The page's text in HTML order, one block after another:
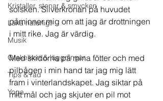
Kristaller, stenar & smycken
Läka naturligt
Musik
Orakelkort & läggningar
Tips & råd
Yoga
solsken. Silverkronan på huvudet
påminner mig om att jag är drottningen
i mitt rike. Jag är värdig.
Med skidorna på mina fötter och med
pilbågen i min hand tar jag mig lätt
fram i vinterlandskapet. Jag siktar på
mitt mål och jag skjuter en pil mot